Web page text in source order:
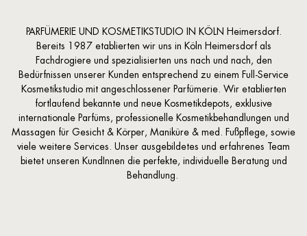
PARFÜMERIE UND KOSMETIKSTUDIO IN KÖLN Heimersdorf.
Bereits 1987 etablierten wir uns in Köln Heimersdorf als
Fachdrogiere und spezialisierten uns nach und nach, den
Bedürfnissen unserer Kunden entsprechend zu einem Full-Service
Kosmetikstudio mit angeschlossener Parfümerie. Wir etablierten
fortlaufend bekannte und neue Kosmetikdepots, exklusive
internationale Parfüms, professionelle Kosmetikbehandlungen und
Massagen für Gesicht & Körper, Maniküre & med. Fußpflege, sowie
viele weitere Services. Unser ausgebildetes und erfahrenes Team
bietet unseren KundInnen die perfekte, individuelle Beratung und
Behandlung.